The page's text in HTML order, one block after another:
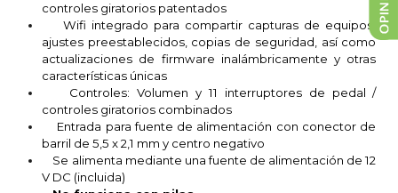
controles giratorios patentados
Wifi integrado para compartir capturas de equipos,
ajustes preestablecidos, copias de seguridad, así como
actualizaciones de firmware inalámbricamente y otras
características únicas
Controles: Volumen y 11 interruptores de pedal /
controles giratorios combinados
Entrada para fuente de alimentación con conector de
barril de 5,5 x 2,1 mm y centro negativo
Se alimenta mediante una fuente de alimentación de 12
V DC (incluida)